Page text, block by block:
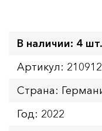
В наличии: 4 шт.
Артикул:
Страна:
Год: 2022